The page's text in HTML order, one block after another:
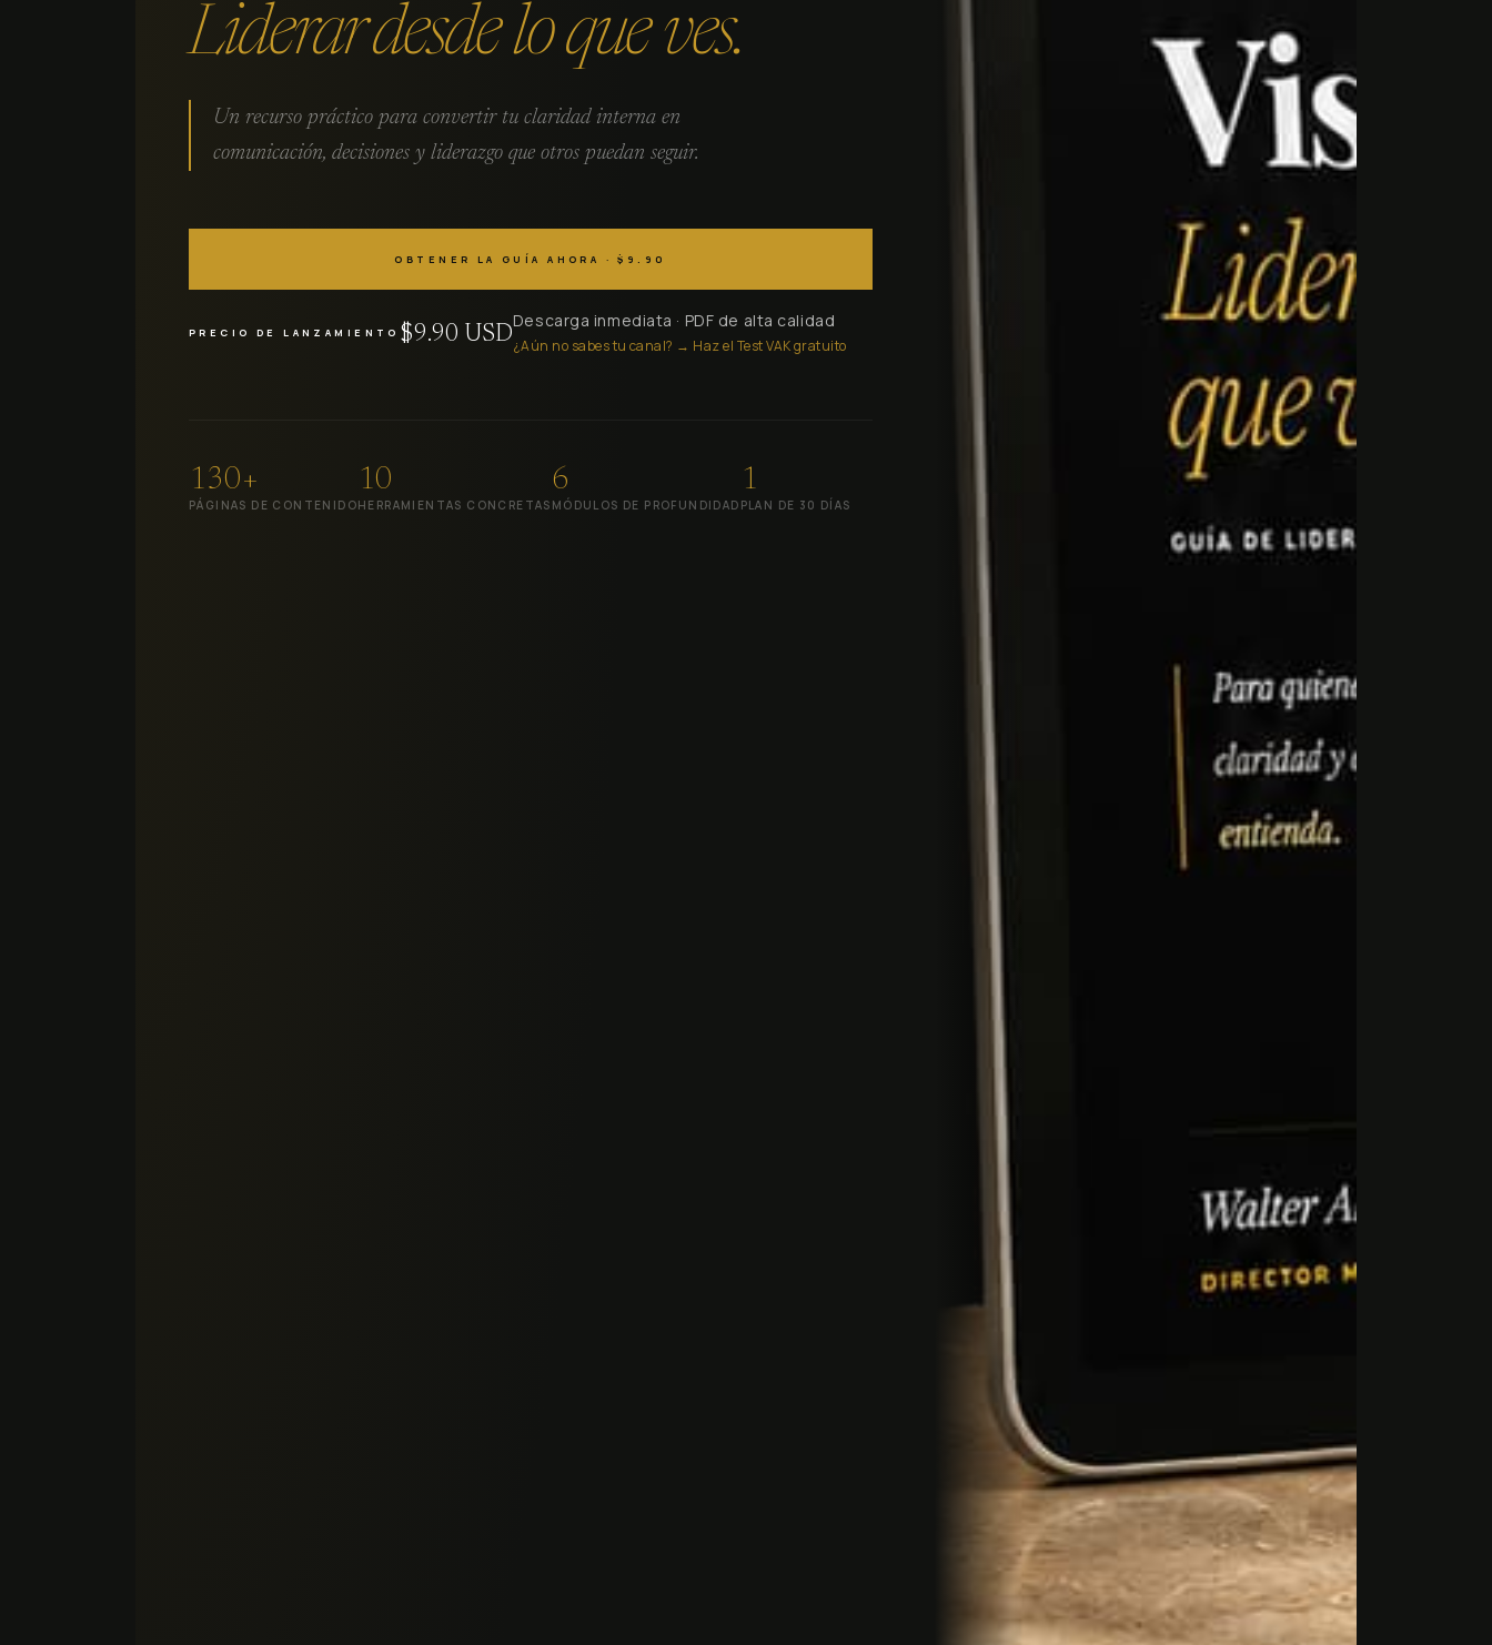
Liderar desde lo que ves.
Un recurso práctico para convertir tu claridad interna en
comunicación, decisiones y liderazgo que otros puedan seguir.
OBTENER LA GUÍA AHORA · $9.90
PRECIO DE LANZAMIENTO $9.90 USD
Descarga inmediata · PDF de alta calidad
¿Aún no sabes tu canal? → Haz el Test VAK gratuito
130+
PÁGINAS DE CONTENIDO
10
HERRAMIENTAS CONCRETAS
6
MÓDULOS DE PROFUNDIDAD
1
PLAN DE 30 DÍAS